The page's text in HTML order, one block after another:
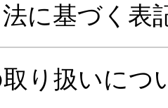
に基づく表
り扱いにつ